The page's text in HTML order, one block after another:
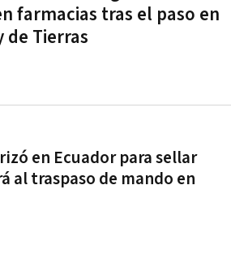
farmacias tras el paso en
de Tierras
en Ecuador para sellar
al traspaso de mando en